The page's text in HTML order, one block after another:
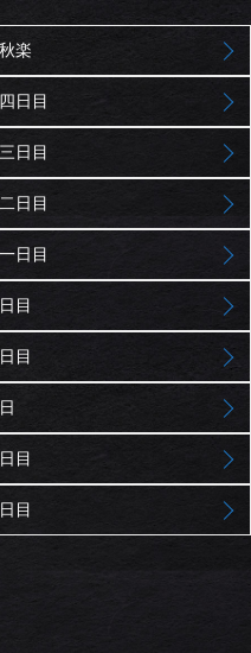
楽
日目
日目
日目
日目
目
目
目
目